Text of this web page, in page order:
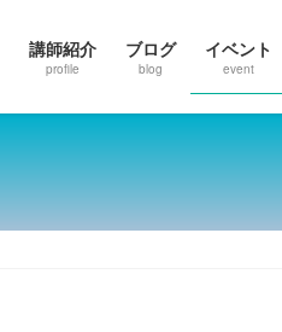
講師紹介
profile
ブログ
blog
イベント
event